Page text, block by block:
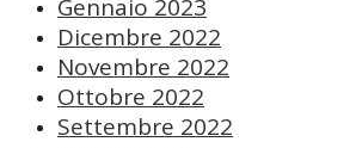
Gennaio 2023
Dicembre 2022
Novembre 2022
Ottobre 2022
Settembre 2022